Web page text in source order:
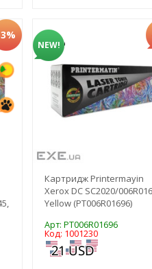
NEW!
Картридж Printermayin
Xerox DC SC2020/
Yellow (PT006R01696)
Арт: PT006R01696
Код: 1001230